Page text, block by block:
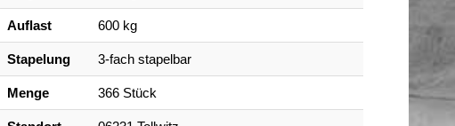
Auflast 600 kg
Stapelung 3-fach stapelbar
Menge 366 Stück